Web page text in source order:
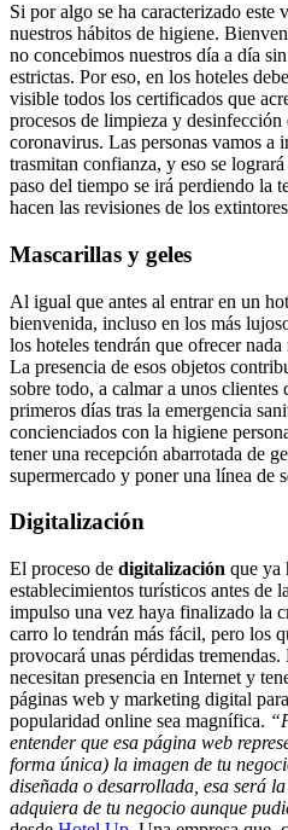
Si por algo se ha caracterizado este
nuestros hábitos de higiene.
no concebimos nuestros día a día
estrictas. Por eso, en los hoteles
visible todos los certificados que
procesos de limpieza y desinfección
coronavirus. Las personas vamos a
trasmitan confianza, y eso se logrará
paso del tiempo se irá perdiendo la
hacen las revisiones de los
Mascarillas y geles
Al igual que antes al entrar en un
bienvenida, incluso en los más
los hoteles tendrán que ofrecer nada
La presencia de esos objetos
sobre todo, a calmar a unos clientes
primeros días tras la emergencia
concienciados con la higiene
tener una recepción abarrotada de
supermercado y poner una línea de
Digitalización
El proceso de digitalización que ya
establecimientos turísticos antes de
impulso una vez haya finalizado la
carro lo tendrán más fácil, pero los
provocará unas pérdidas
necesitan presencia en Internet y
páginas web y marketing digital
popularidad online sea magnífica.
entender que esa página web
forma única) la imagen de tu
diseñada o desarrollada, esa será
adquiera de tu negocio aunque